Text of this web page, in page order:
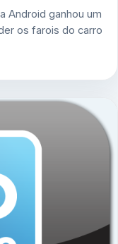
Android ganhou um
os farois do carro